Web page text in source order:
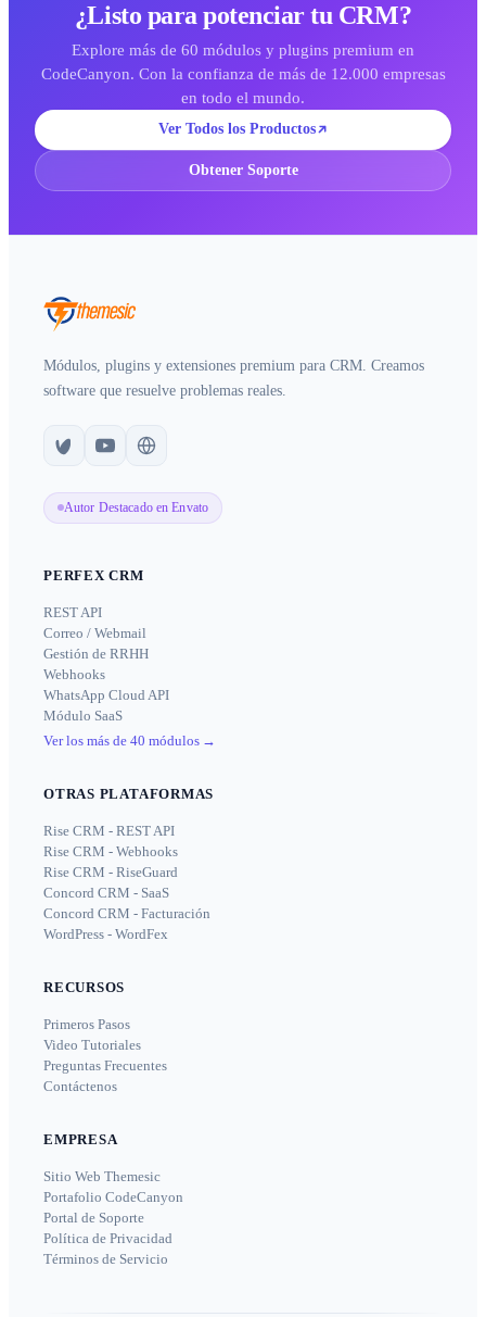
¿Listo para potenciar tu CRM?
Explore más de 60 módulos y plugins premium en
CodeCanyon. Con la confianza de más de 12.000 empresas
en todo el mundo.
Ver Todos los Productos
Obtener Soporte
Módulos, plugins y extensiones premium para CRM. Creamos
software que resuelve problemas reales.
Autor Destacado en Envato
PERFEX CRM
REST API
Correo / Webmail
Gestión de RRHH
Webhooks
WhatsApp Cloud API
Módulo SaaS
Ver los más de 40 módulos →
OTRAS PLATAFORMAS
Rise CRM - REST API
Rise CRM - Webhooks
Rise CRM - RiseGuard
Concord CRM - SaaS
Concord CRM - Facturación
WordPress - WordFex
RECURSOS
Primeros Pasos
Video Tutoriales
Preguntas Frecuentes
Contáctenos
EMPRESA
Sitio Web Themesic
Portafolio CodeCanyon
Portal de Soporte
Política de Privacidad
Términos de Servicio